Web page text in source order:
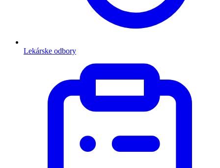
Lekárske odbory